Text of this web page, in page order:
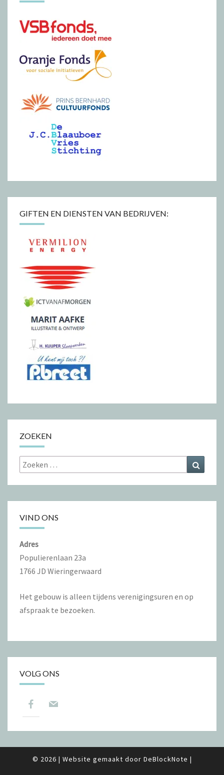
GIFTEN EN DIENSTEN VAN BEDRIJVEN:
ZOEKEN
Zoeken
naar:
VIND ONS
Adres
Populierenlaan 23a
1766 JD Wieringerwaard
Het gebouw is alleen tijdens verenigingsuren en op
afspraak te bezoeken.
VOLG ONS
© 2026 | Website gemaakt door DeBlockNote |